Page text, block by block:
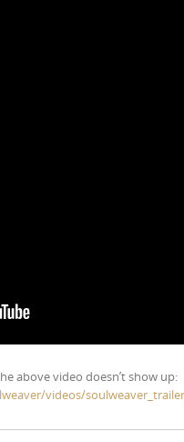
above video doesn’t show up:
videos/